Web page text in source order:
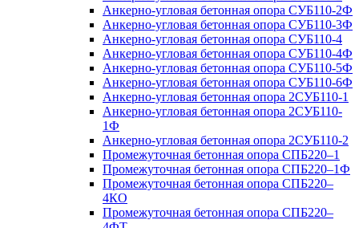
Анкерно-угловая бетонная опора СУБ110-2Ф
Анкерно-угловая бетонная опора СУБ110-3Ф
Анкерно-угловая бетонная опора СУБ110-4
Анкерно-угловая бетонная опора СУБ110-4Ф
Анкерно-угловая бетонная опора СУБ110-5Ф
Анкерно-угловая бетонная опора СУБ110-6Ф
Анкерно-угловая бетонная опора 2СУБ110-1
Анкерно-угловая бетонная опора 2СУБ110-
1Ф
Анкерно-угловая бетонная опора 2СУБ110-2
Промежуточная бетонная опора СПБ220–1
Промежуточная бетонная опора СПБ220–1Ф
Промежуточная бетонная опора СПБ220–
4КО
Промежуточная бетонная опора СПБ220–